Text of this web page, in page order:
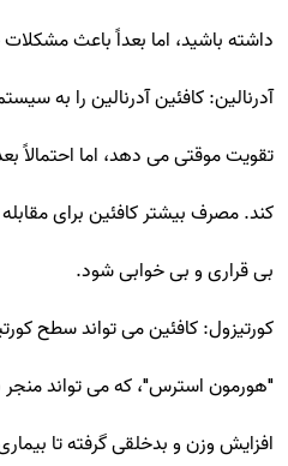
داشته باشید، اما بعداً باعث
آدرنالین: کافئین آدرنالین را به
تقویت موقتی می دهد، اما احتمالاً
کند. مصرف بیشتر کافئین برای
بی قراری و بی خوابی شود.
کورتیزول: کافئین می تواند سطح
"هورمون استرس"، که می تواند منجر
افزایش وزن و بدخلقی گرفته تا